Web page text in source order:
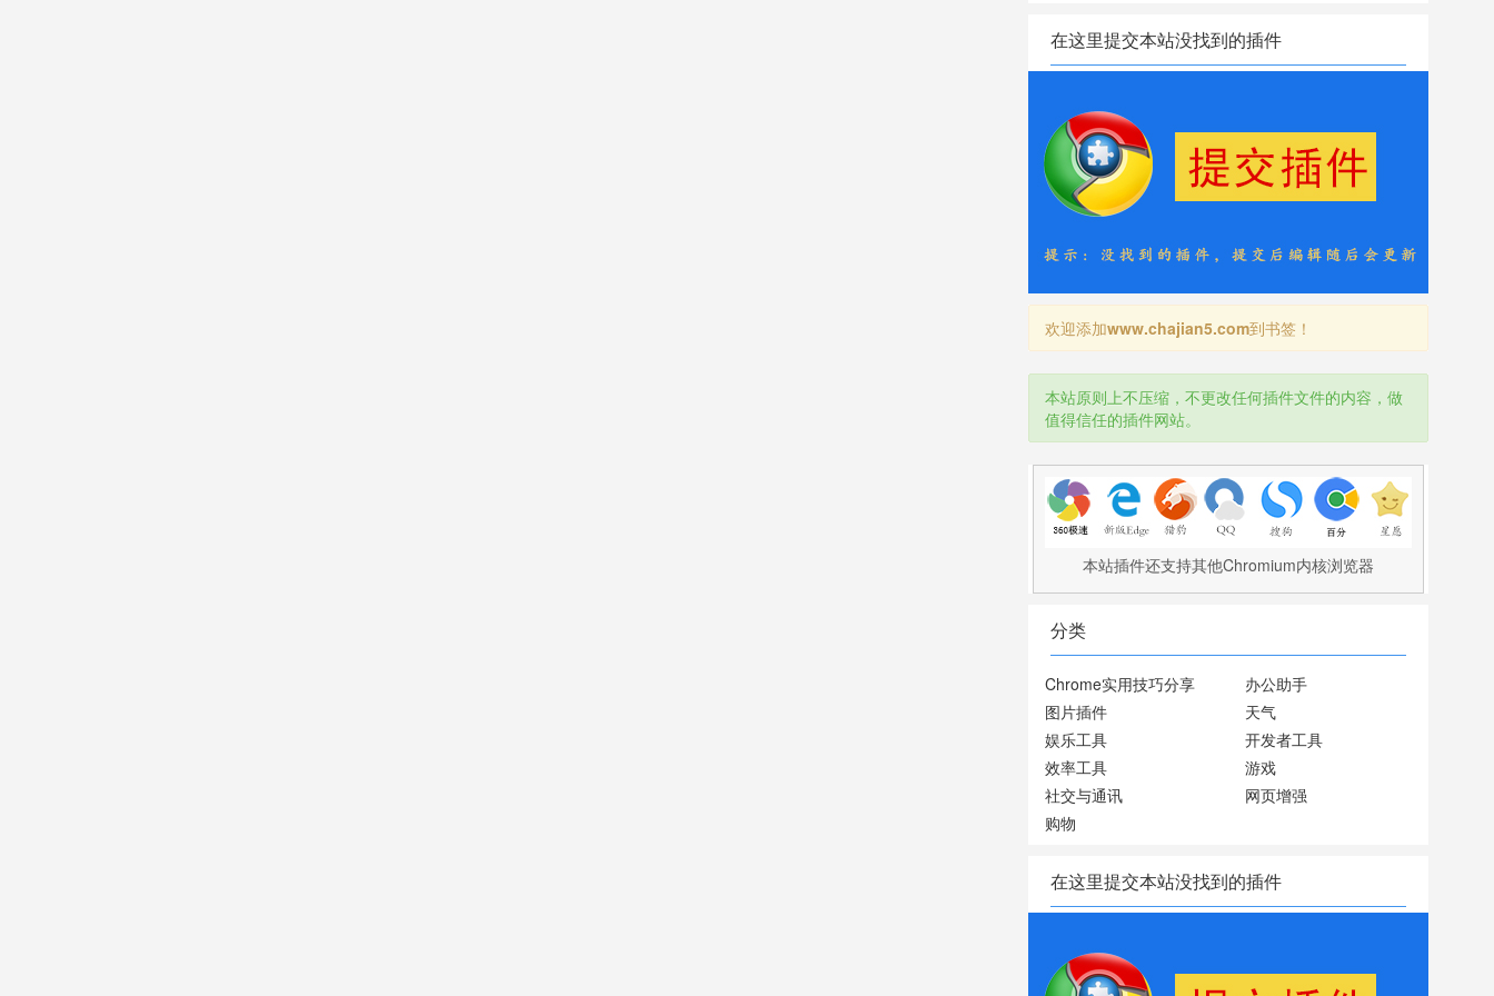
在这里提交本站没找到的插件
欢迎添加www.chajian5.com到书签！
本站原则上不压缩，不更改任何插件文件的内容，做
值得信任的插件网站。
本站插件还支持其他Chromium内核浏览器
分类
Chrome实用技巧分享
办公助手
图片插件
天气
娱乐工具
开发者工具
效率工具
游戏
社交与通讯
网页增强
购物
在这里提交本站没找到的插件